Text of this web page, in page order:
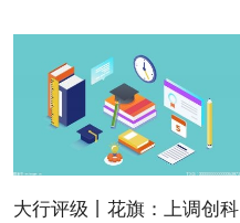
大行评级丨花旗：上调创科